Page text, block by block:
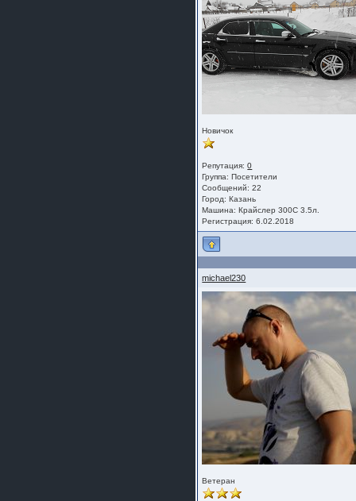
Новичок
Репутация:0
Группа:Посетители
Сообщений: 22
Город: Казань
Машина: Крайслер 300С 3.5л.
Регистрация: 6.02.2018
michael230
Ветеран